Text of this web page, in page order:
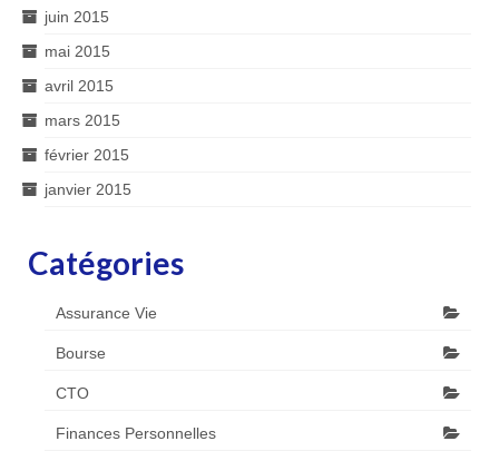
juin 2015
mai 2015
avril 2015
mars 2015
février 2015
janvier 2015
Catégories
Assurance Vie
Bourse
CTO
Finances Personnelles